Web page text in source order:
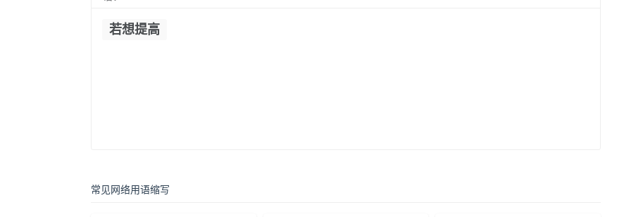
若想提高
常见网络用语缩写